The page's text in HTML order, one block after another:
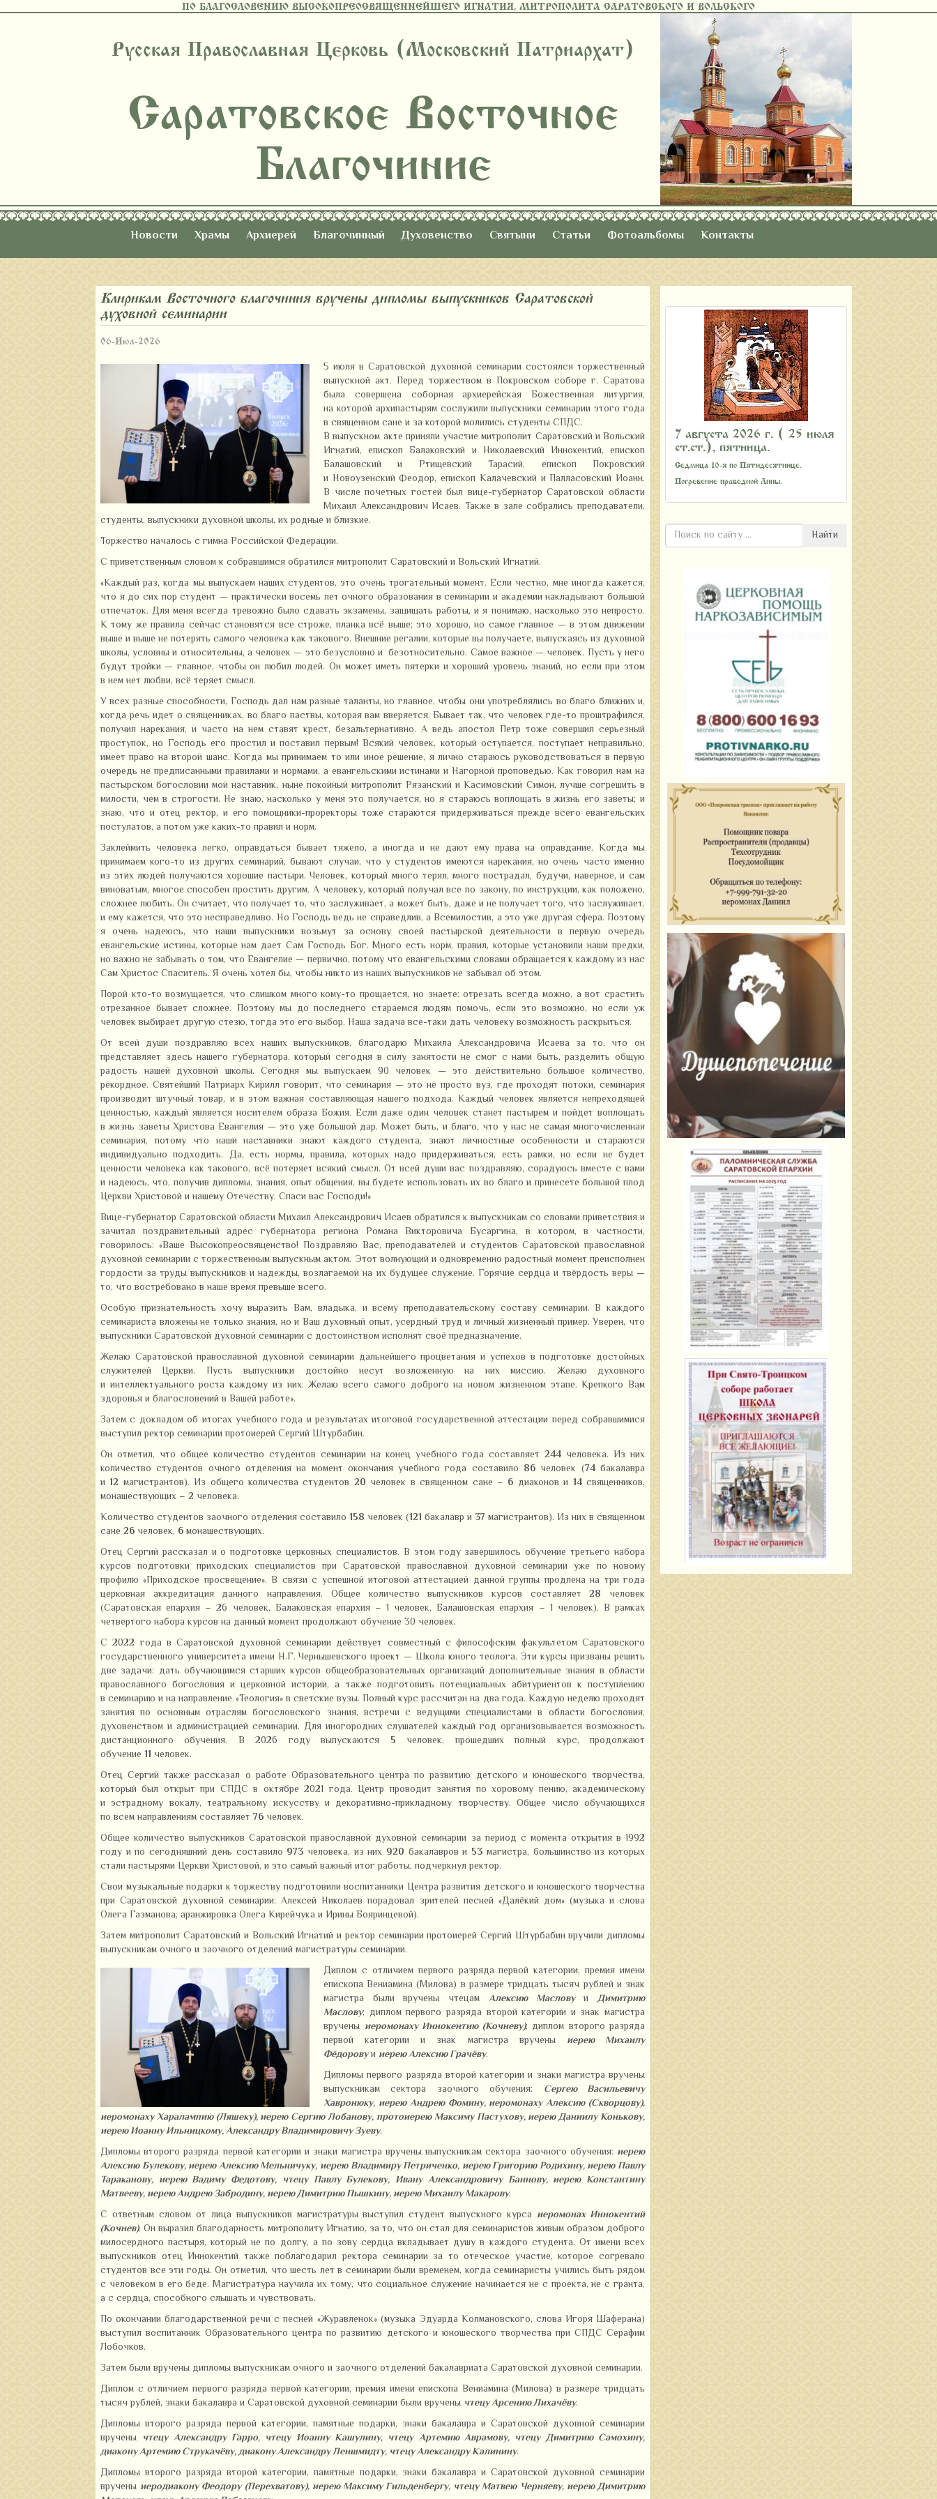
ПО БЛАГОСЛОВЕНИЮ ВЫСОКОПРЕОСВЯЩЕННЕЙШЕГО ИГНАТИЯ, МИТРОПОЛИТА САРАТОВСКОГО И ВОЛЬСКОГО
Русская Православная Церковь (Московский Патриархат)
Саратовское Восточное
Благочиние
Новости Храмы Архиерей Благочинный Духовенство Святыни Статьи Фотоальбомы Контакты
Клирикам Восточного благочиния вручены дипломы выпускников Саратовской
духовной семинарии
06-Июл-2026
5 июля в Саратовской духовной семинарии состоялся торжественный
выпускной акт. Перед торжеством в Покровском соборе г. Саратова
была совершена соборная архиерейская Божественная литургия,
на которой архипастырям сослужили выпускники семинарии этого года
в священном сане и за которой молились студенты СПДС.
В выпускном акте приняли участиемитрополит Саратовский и Вольский
Игнатий, епископ Балаковский и Николаевский Иннокентий, епископ
Балашовский и Ртищевский Тарасий, епископ Покровский
и Новоузенский Феодор, епископ Калачевский и Палласовский Иоанн.
В числе почетных гостей был вице-губернатор Саратовской области
Михаил Александрович Исаев. Также в зале собрались преподаватели,
студенты, выпускники духовной школы, их родные и близкие.
Торжество началось с гимна Российской Федерации.
С приветственным словом к собравшимся обратился митрополит Саратовский и Вольский Игнатий.
«Каждый раз, когда мы выпускаем наших студентов, это очень трогательный момент. Если честно, мне иногда кажется,
что я до сих пор студент — практически восемь лет очного образования в семинарии и академии накладывают большой
отпечаток. Для меня всегда тревожно было сдавать экзамены, защищать работы, и я понимаю, насколько это непросто.
К тому же правила сейчас становятся все строже, планка всё выше; это хорошо, но самое главное — в этом движении
выше и выше не потерять самого человека как такового. Внешние регалии, которые вы получаете, выпускаясь из духовной
школы, условны и относительны, а человек — это безусловно и безотносительно. Самое важное — человек. Пусть у него
будут тройки — главное, чтобы он любил людей. Он может иметь пятерки и хороший уровень знаний, но если при этом
в нем нет любви, всё теряет смысл.
У всех разные способности, Господь дал нам разные таланты, но главное, чтобы они употреблялись во благо ближних и,
когда речь идет о священниках, во благо паствы, которая вам вверяется. Бывает так, что человек где-то проштрафился,
получил нарекания, и часто на нем ставят крест, безальтернативно. А ведь апостол Петр тоже совершил серьезный
проступок, но Господь его простил и поставил первым! Всякий человек, который оступается, поступает неправильно,
имеет право на второй шанс. Когда мы принимаем то или иное решение, я лично стараюсь руководствоваться в первую
очередь не предписанными правилами и нормами, а евангельскими истинами и Нагорной проповедью. Как говорил нам на
пастырском богословии мой наставник, ныне покойный митрополит Рязанский и Касимовский Симон, лучше согрешить в
милости, чем в строгости. Не знаю, насколько у меня это получается, но я стараюсь воплощать в жизнь его заветы; и
знаю, что и отец ректор, и его помощники-проректоры тоже стараются придерживаться прежде всего евангельских
постулатов, а потом уже каких-то правил и норм.
Заклеймить человека легко, оправдаться бывает тяжело, а иногда и не дают ему права на оправдание. Когда мы
принимаем кого-то из других семинарий, бывают случаи, что у студентов имеются нарекания, но очень часто именно
из этих людей получаются хорошие пастыри. Человек, который много терял, много пострадал, будучи, наверное, и сам
виноватым, многое способен простить другим. А человеку, который получал все по закону, по инструкции, как положено,
сложнее любить. Он считает, что получает то, что заслуживает, а может быть, даже и не получает того, что заслуживает,
и ему кажется, что это несправедливо. Но Господь ведь не справедлив, а Всемилостив, а это уже другая сфера. Поэтому
я очень надеюсь, что наши выпускники возьмут за основу своей пастырской деятельности в первую очередь
евангельские истины, которые нам дает Сам Господь Бог. Много есть норм, правил, которые установили наши предки,
но важно не забывать о том, что Евангелие — первично, потому что евангельскими словами обращается к каждому из нас
Сам Христос Спаситель. Я очень хотел бы, чтобы никто из наших выпускников не забывал об этом.
Порой кто-то возмущается, что слишком много кому-то прощается, но знаете: отрезать всегда можно, а вот срастить
отрезанное бывает сложнее. Поэтому мы до последнего стараемся людям помочь, если это возможно, но если уж
человек выбирает другую стезю, тогда это его выбор. Наша задача все-таки дать человеку возможность раскрыться.
От всей души поздравляю всех наших выпускников, благодарю Михаила Александровича Исаева за то, что он
представляет здесь нашего губернатора, который сегодня в силу занятости не смог с нами быть, разделить общую
радость нашей духовной школы. Сегодня мы выпускаем 90 человек — это действительно большое количество,
рекордное. Святейший Патриарх Кирилл говорит, что семинария — это не просто вуз, где проходят потоки, семинария
производит штучный товар, и в этом важная составляющая нашего подхода. Каждый человек является непреходящей
ценностью, каждый является носителем образа Божия. Если даже один человек станет пастырем и пойдет воплощать
в жизнь заветы Христова Евангелия — это уже большой дар. Может быть, и благо, что у нас не самая многочисленная
семинария, потому что наши наставники знают каждого студента, знают личностные особенности и стараются
индивидуально подходить. Да, есть нормы, правила, которых надо придерживаться, есть рамки, но если не будет
ценности человека как такового, всё потеряет всякий смысл. От всей души вас поздравляю, сорадуюсь вместе с вами
и надеюсь, что, получив дипломы, знания, опыт общения, вы будете использовать их во благо и принесете большой плод
Церкви Христовой и нашему Отечеству. Спаси вас Господи!»
Вице-губернатор Саратовской области Михаил Александрович Исаев обратился к выпускникам со словами приветствия и
зачитал поздравительный адрес губернатора региона Романа Викторовича Бусаргина, в котором, в частности,
говорилось: «Ваше Высокопреосвященство! Поздравляю Вас, преподавателей и студентов Саратовской православной
духовной семинарии с торжественным выпускным актом. Этот волнующий и одновременно радостный момент преисполнен
гордости за труды выпускников и надежды, возлагаемой на их будущее служение. Горячие сердца и твёрдость веры —
то, что востребовано в наше время превыше всего.
Особую признательность хочу выразить Вам, владыка, и всему преподавательскому составу семинарии. В каждого
семинариста вложены не только знания, но и Ваш духовный опыт, усердный труд и личный жизненный пример. Уверен, что
выпускники Саратовской духовной семинарии с достоинством исполнят своё предназначение.
Желаю Саратовской православной духовной семинарии дальнейшего процветания и успехов в подготовке достойных
служителей Церкви. Пусть выпускники достойно несут возложенную на них миссию. Желаю духовного
и интеллектуального роста каждому из них. Желаю всего самого доброго на новом жизненном этапе. Крепкого Вам
здоровья и благословений в Вашей работе».
Затем с докладом об итогах учебного года и результатах итоговой государственной аттестации перед собравшимися
выступил ректор семинарии протоиерей Сергий Штурбабин.
Он отметил, что общее количество студентов семинарии на конец учебного года составляет 244 человека. Из них
количество студентов очного отделения на момент окончания учебного года составило 86 человек (74бакалавра
и12 магистрантов). Из общего количества студентов 20 человек в священном сане – 6 диаконов и 14священников,
монашествующих – 2 человека.
Количество студентов заочного отделения составило 158 человек (121 бакалавр и 37 магистрантов). Из них в священном
сане 26 человек, 6монашествующих.
Отец Сергий рассказал и о подготовке церковных специалистов. В этом году завершилось обучение третьего набора
курсов подготовки приходских специалистов при Саратовской православной духовной семинарии уже по новому
профилю «Приходское просвещение». В связи с успешной итоговой аттестацией данной группы продлена на три года
церковная аккредитация данного направления. Общее количество выпускников курсов составляет28 человек
(Саратовская епархия – 26 человек, Балаковская епархия – 1 человек, Балашовская епархия – 1 человек). В рамках
четвертого набора курсов на данный момент продолжают обучение 30 человек.
С 2022 года в Саратовской духовной семинарии действует совместный с философским факультетом Саратовского
государственного университета имени Н.Г. Чернышевского проект — Школа юного теолога. Эти курсы призваны решить
две задачи: дать обучающимся старших курсов общеобразовательных организаций дополнительные знания в области
православного богословия и церковной истории, а также подготовить потенциальных абитуриентов к поступлению
в семинарию и на направление «Теология» в светские вузы. Полный курс рассчитан на два года. Каждую неделю проходят
занятия по основным отраслям богословского знания, встречи с ведущими специалистами в области богословия,
духовенством и администрацией семинарии. Для иногородних слушателей каждый год организовывается возможность
дистанционного обучения. В 2026 году выпускаются 5 человек, прошедших полный курс, продолжают
обучение 11 человек.
Отец Сергий также рассказал о работе Образовательного центра по развитию детского и юношеского творчества,
который был открыт при СПДС в октябре 2021 года. Центр проводит занятия по хоровому пению, академическому
и эстрадному вокалу, театральному искусству и декоративно-прикладному творчеству. Общее число обучающихся
по всем направлениям составляет76 человек.
Общее количество выпускников Саратовской православной духовной семинарии за период с момента открытия в 1992
году и по сегодняшний день составило 973 человека, из них 920 бакалавров и 53 магистра, большинство из которых
стали пастырями Церкви Христовой, и это самый важный итог работы, подчеркнул ректор.
Свои музыкальные подарки к торжеству подготовили воспитанники Центра развития детского и юношеского творчества
при Саратовской духовной семинарии: Алексей Николаев порадовал зрителей песней «Далёкий дом» (музыка и слова
Олега Газманова, аранжировка Олега Кирейчука и Ирины Бояринцевой).
Затем митрополит Саратовский и Вольский Игнатий и ректор семинарии протоиерей Сергий Штурбабин вручили дипломы
выпускникам очного и заочного отделений магистратуры семинарии.
Диплом с отличием первого разряда первой категории, премия имени
епископа Вениамина (Милова) в размере тридцать тысяч рублей и знак
магистра были вручены чтецам Алексию МасловуиДимитрию
Маслову; диплом первого разряда второй категории и знак магистра
вручены иеромонаху Иннокентию (Кочневу); диплом второго разряда
первой категории и знак магистра вручены иерею Михаилу
Фёдоровуи иерею Алексию Грачёву.
Дипломы первого разряда второй категории и знаки магистра вручены
выпускникам сектора заочного обучения: Сергею Васильевичу
Хавронюку, иерею Андрею Фомину, иеромонаху Алексию (Скворцову),
иеромонаху Харалампию (Ляшеку), иерею Сергию Лобанову, протоиерею Максиму Пастухову, иерею Даниилу Конькову,
иерею Иоанну Ильницкому, Александру Владимировичу Зуеву.
Дипломы второго разряда первой категории и знаки магистра вручены выпускникам сектора заочного обучения: иерею
Алексию Булекову, иерею Алексию Мельничуку, иерею Владимиру Петриченко, иерею Григорию Родихину, иерею Павлу
Тараканову, иерею Вадиму Федотову, чтецу Павлу Булекову, Ивану Александровичу Баннову, иерею Константину
Матвееву, иерею Андрею Забродину, иерею Димитрию Пышкину, иерею Михаилу Макарову.
С ответным словом от лица выпускников магистратуры выступил студент выпускного курса иеромонах Иннокентий
(Кочнев). Он выразил благодарность митрополиту Игнатию, за то, что он стал для семинаристов живым образом доброго
милосердного пастыря, который не по долгу, а по зову сердца вкладывает душу в каждого студента. От имени всех
выпускников отец Иннокентий также поблагодарил ректора семинарии за то отеческое участие, которое согревало
студентов все эти годы. Он отметил, что шесть лет в семинарии были временем, когда семинаристы учились быть рядом
с человеком в его беде. Магистратура научила их тому, что социальное служение начинается не с проекта, не с гранта,
а с сердца, способного слышать и чувствовать.
По окончании благодарственной речи с песней «Журавленок» (музыка Эдуарда Колмановского, слова Игоря Шаферана)
выступил воспитанник Образовательного центра по развитию детского и юношеского творчества при СПДС Серафим
Лобочков.
Затем были вручены дипломы выпускникам очного и заочного отделений бакалавриата Саратовской духовной семинарии.
Диплом с отличием первого разряда первой категории, премия имени епископа Вениамина (Милова) в размере тридцать
тысяч рублей, знаки бакалавра и Саратовской духовной семинарии были вручены чтецу Арсению Лихачёву.
Дипломы второго разряда первой категории, памятные подарки, знаки бакалавра и Саратовской духовной семинарии
вручены чтецу Александру Гарро, чтецу Иоанну Кашулину, чтецу Артемию Аврамову, чтецу Димитрию Самохину,
диакону Артемию Струкачёву, диакону Александру Леншмидту, чтецу Александру Калинину.
Дипломы второго разряда второй категории, памятные подарки, знаки бакалавра и Саратовской духовной семинарии
вручены иеродиакону Феодору (Перехватову), иерею Максиму Гильденбергу, чтецу Матвею Черняеву, иерею Димитрию
7 августа 2026 г. ( 25 июля
ст.ст.), пятница.
Седмица 10-я по Пятидесятнице.
Погребение праведной Анны.
Найти